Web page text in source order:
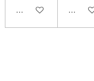
Désactivé